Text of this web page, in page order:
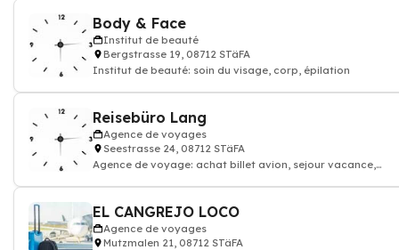
Body & Face
Institut de beauté
Bergstrasse 19, 08712 STäFA
Institut de beauté: soin du visage, corp, épilation
Reisebüro Lang
Agence de voyages
Seestrasse 24, 08712 STäFA
Agence de voyage: achat billet avion, sejour vacance,
EL CANGREJO LOCO
Agence de voyages
Mutzmalen 21, 08712 STäFA